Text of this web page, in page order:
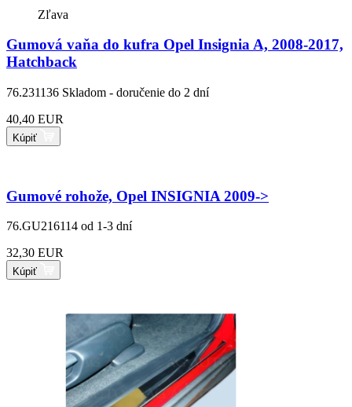
Zľava
Gumová vaňa do kufra Opel Insignia A, 2008-2017,
Hatchback
76.231136 Skladom - doručenie do 2 dní
40,40 EUR
Kúpiť
Gumové rohože, Opel INSIGNIA 2009->
76.GU216114 od 1-3 dní
32,30 EUR
Kúpiť